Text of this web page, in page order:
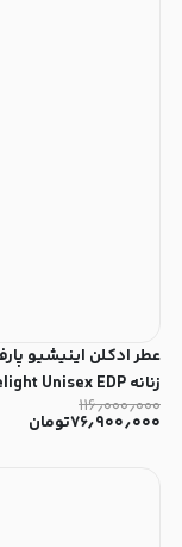
عطر ادکلن اینیشیو
زنانه Initio Parfums Prives Narcotic Delight Unisex EDP
۱۱۶٫۰۰۰٫۰۰۰
۷۶٫۹۰۰٫۰۰۰تومان